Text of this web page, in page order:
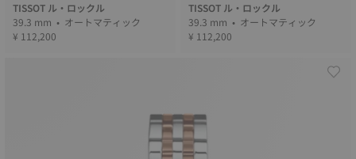
TISSOT ル・ロックル
39.3 mm • オートマティック
¥ 112,200
TISSOT ル・ロックル
39.3 mm • オートマティック
¥ 112,200